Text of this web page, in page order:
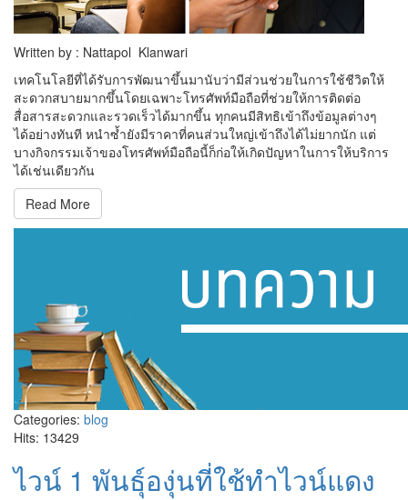
Written by : Nattapol Klanwari
เทคโนโลยีที่ได้รับการพัฒนาขึ้นมานับว่ามีส่วนช่วยในการใช้ชีวิตให้
สะดวกสบายมากขึ้นโดยเฉพาะโทรศัพท์มือถือที่ช่วยให้การติดต่อ
สื่อสารสะดวกและรวดเร็วได้มากขึ้น ทุกคนมีสิทธิเข้าถึงข้อมูลต่างๆ
ได้อย่างทันที หนำซ้ำยังมีราคาที่คนส่วนใหญ่เข้าถึงได้ไม่ยากนัก แต่
บางกิจกรรมเจ้าของโทรศัพท์มือถือนี้ก็ก่อให้เกิดปัญหาในการให้บริการ
ได้เช่นเดียวกัน
Read More
Categories: blog
Hits: 13429
ไวน์ 1 พันธ์ุองุ่นที่ใช้ทำไวน์แดง